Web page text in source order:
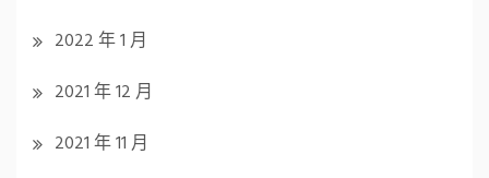
2022 年 1 月
2021 年 12 月
2021 年 11 月